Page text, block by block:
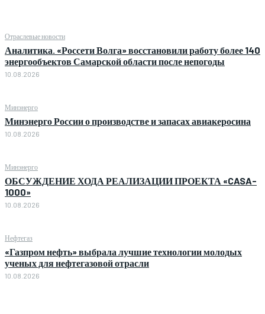
Отраслевые новости
Аналитика. «Россети Волга» восстановили работу более 140
энергообъектов Самарской области после непогоды
10.08.2026
Минэнерго
Минэнерго России о производстве и запасах авиакеросина
10.08.2026
Минэнерго
ОБСУЖДЕНИЕ ХОДА РЕАЛИЗАЦИИ ПРОЕКТА «CASA-
1000»
10.08.2026
Нефтегаз
«Газпром нефть» выбрала лучшие технологии молодых
ученых для нефтегазовой отрасли
10.08.2026